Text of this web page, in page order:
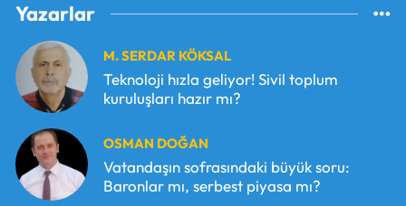
Yazarlar
M. SERDAR KÖKSAL
Teknoloji hızla geliyor! Sivil toplum
kuruluşları hazır mı?
OSMAN DOĞAN
Vatandaşın sofrasındaki büyük soru:
Baronlar mı, serbest piyasa mı?